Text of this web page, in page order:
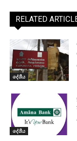
RELATED
දේශීය
දේශීය